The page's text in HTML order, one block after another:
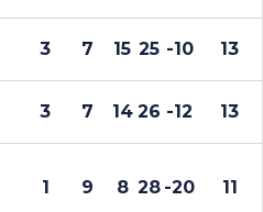
3 7 15 25 -10 13
3 7 14 26 -12 13
1 9 8 28 -20 11